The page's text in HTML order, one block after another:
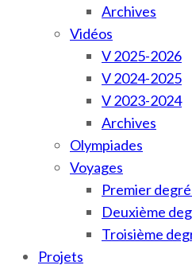
Archives
Vidéos
V 2025-2026
V 2024-2025
V 2023-2024
Archives
Olympiades
Voyages
Premier
Deuxième
Troisième
Projets